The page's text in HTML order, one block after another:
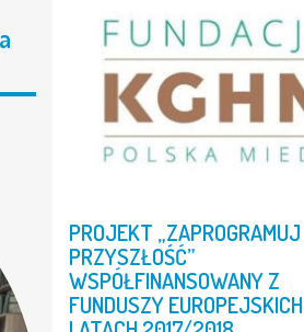
PROJEKT „ZAPROGRAMUJ
PRZYSZŁOŚĆ”
WSPÓŁFINANSOWANY Z
FUNDUSZY EUROPEJSKICH